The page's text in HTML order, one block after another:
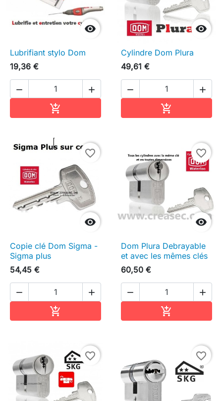

Lubrifiant stylo Dom
19,36 €
 


Cylindre Dom Plura
49,61 €
 


favorite_border
Copie clé Dom Sigma -
Sigma plus
54,45 €
 


favorite_border
Dom Plura Debrayable
et avec les mêmes clés
60,50 €
 

favorite_border favorite_border